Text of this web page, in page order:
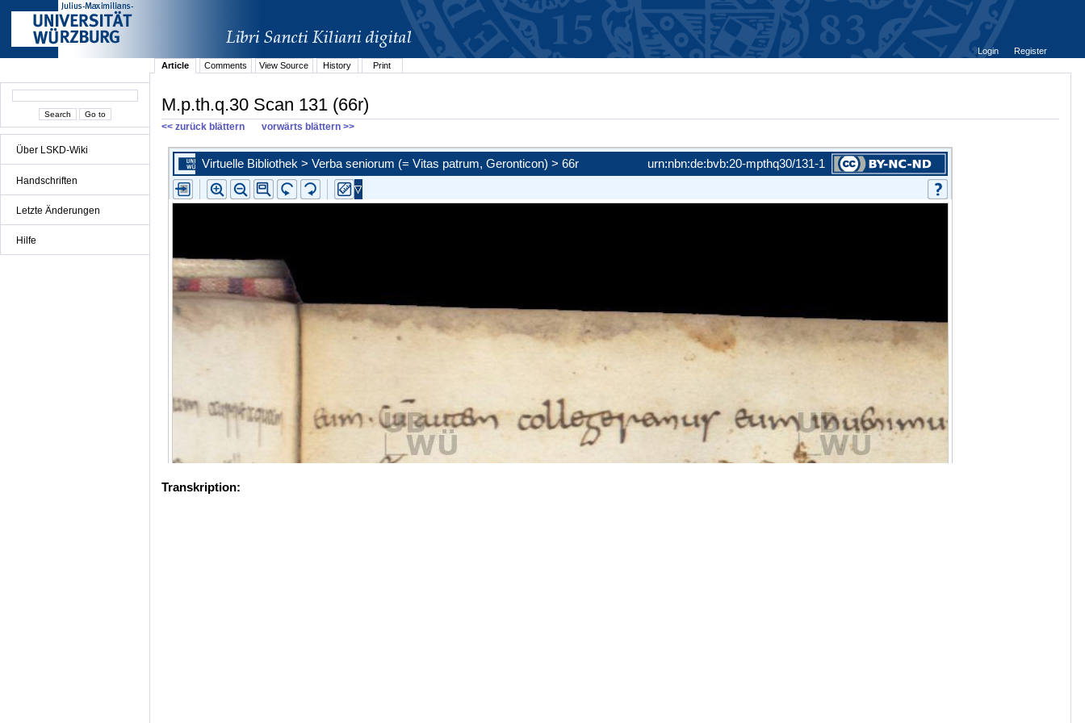
Über LSKD-Wiki
Handschriften
Letzte Änderungen
Hilfe
Login
Register
Article
Comments View Source History Print
M.p.th.q.30 Scan 131 (66r)
<< zurück blättern vorwärts blättern >>
Transkription: